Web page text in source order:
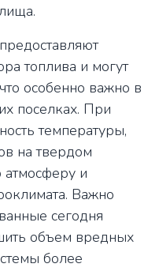
топлива и могут
особенно важно в
поселках. При
температуры,
на твердом
и
Важно
сегодня
объем вредных
более